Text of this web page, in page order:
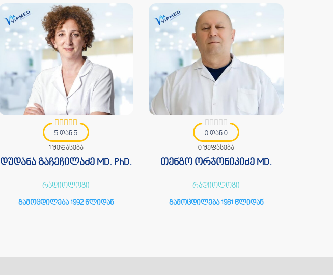
5 დან 5
1 შეფასება
დუდანა გაჩეჩილაძე MD. PhD.
რადიოლოგი
გამოცდილება 1992 წლიდან
0 დან 0
0 შეფასება
თენგო ორჯონიკიძე MD.
რადიოლოგი
გამოცდილება 1981 წლიდან